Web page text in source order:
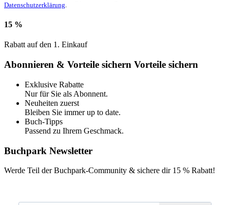
Datenschutzerklärung
15 %
Rabatt auf den 1. Einkauf
Abonnieren & Vorteile sichern Vorteile sichern
Exklusive Rabatte
Nur für Sie als Abonnent.
Neuheiten zuerst
Bleiben Sie immer up to date.
Buch-Tipps
Passend zu Ihrem Geschmack.
Buchpark Newsletter
Werde Teil der Buchpark-Community & sichere dir 15 % Rabatt!